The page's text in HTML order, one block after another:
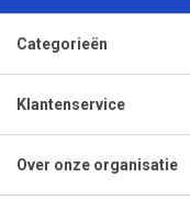
Categorieën
Klantenservice
Over onze organisatie